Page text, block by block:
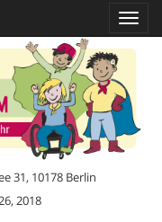
31, 10178 Berlin
2018